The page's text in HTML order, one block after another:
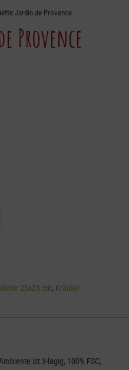
Jardin de Provence
Provence
25x25 cm, Kräuter
ist 3-lagig, 100% FSC,